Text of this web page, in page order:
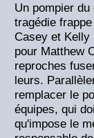
Un pompier
tragédie
Casey et Kelly
pour Matthew
reproches
leurs.
remplacer le
équipes, qui
qu'impose le